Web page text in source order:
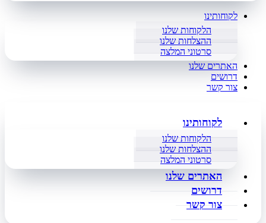
לקוחותינו
הלקוחות שלנו
ההצלחות שלנו
סרטוני המלצה
האתרים שלנו
דרושים
צור קשר
לקוחותינו
הלקוחות שלנו
ההצלחות שלנו
סרטוני המלצה
האתרים שלנו
דרושים
צור קשר